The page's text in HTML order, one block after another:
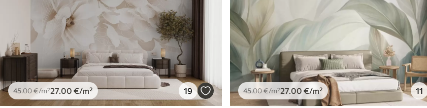
Način primjene Besprijekorna primjena
Dostupni materijali
Standard
45.0027.00€/m²
Premium
56 34.00€/m²
45.00€/m²27 .00 €/m² 19 45.00€/m²27 .00 €/m² 11